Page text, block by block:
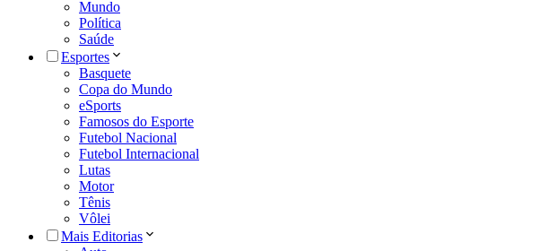
Mundo
Política
Saúde
Esportes
Basquete
Copa do Mundo
eSports
Famosos do Esporte
Futebol Nacional
Futebol Internacional
Lutas
Motor
Tênis
Vôlei
Mais Editorias